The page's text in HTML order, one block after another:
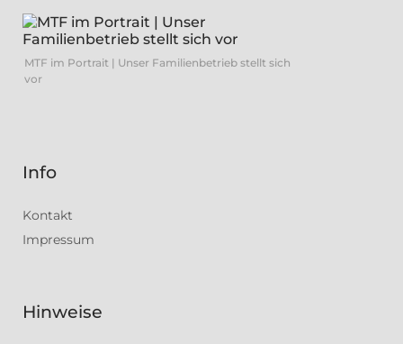
MTF im Portrait | Unser Familienbetrieb stellt sich
vor
Info
Kontakt
Impressum
Hinweise